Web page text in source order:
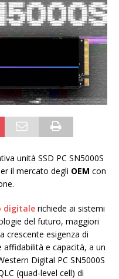
unità SSD PC SN5000S
il mercato degli OEM con
digitale richiede ai sistemi
del futuro, maggiori
crescente esigenza di
e capacità, a un
Digital PC SN5000S
(quad-level cell) di